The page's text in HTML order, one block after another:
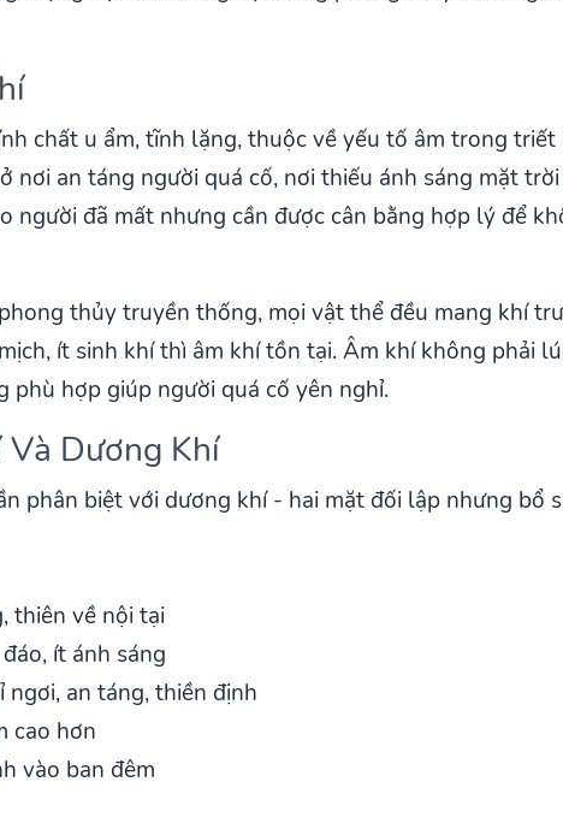
chất u ẩm, tĩnh lặng, thuộc về yếu tố âm trong
nơi an táng người quá cố, nơi thiếu ánh sáng mặt
người đã mất nhưng cần được cân bằng hợp lý để
thủy truyền thống, mọi vật thể đều mang khí
ít sinh khí thì âm khí tồn tại. Âm khí không phải
phù hợp giúp người quá cố yên nghỉ.
Dương Khí
phân biệt với dương khí - hai mặt đối lập nhưng bổ
thiên về nội tại
ít ánh sáng
an táng, thiền định
cao hơn
vào ban đêm